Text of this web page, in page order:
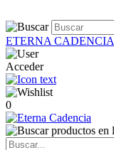
ETERNA CADENCIA
Acceder
0